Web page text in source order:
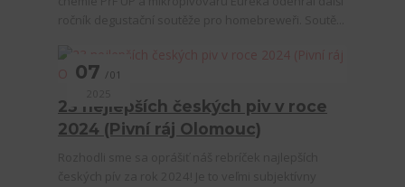
07 01
23 nejlepších českých piv v roce
2024 (Pivní ráj Olomouc)